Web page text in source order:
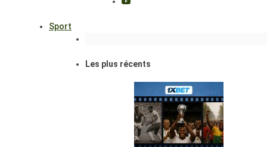
Sport
Les plus récents